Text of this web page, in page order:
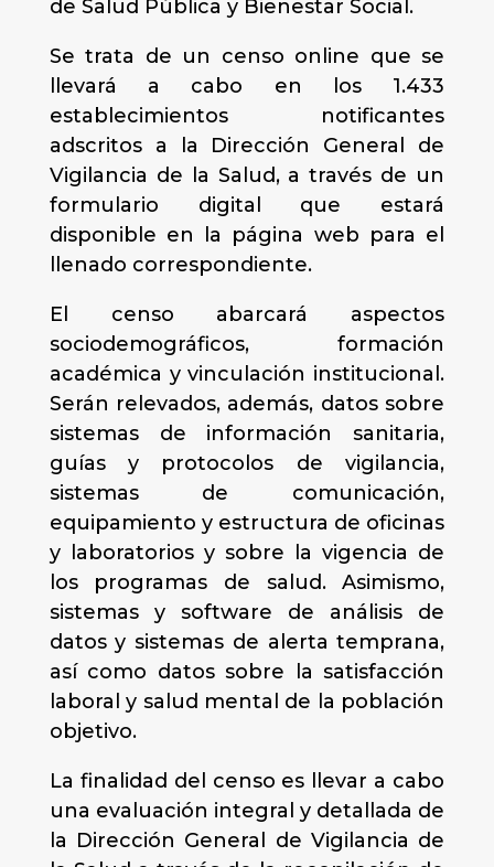
de Salud Pública y Bienestar Social.
Se trata de un censo online que se
llevará a cabo en los 1.433
establecimientos notificantes
adscritos a la Dirección General de
Vigilancia de la Salud, a través de un
formulario digital que estará
disponible en la página web para el
llenado correspondiente.
El censo
abarcará aspectos
sociodemográficos, formación
académica y vinculación institucional.
Serán relevados, además, datos sobre
sistemas de información sanitaria,
guías y protocolos de vigilancia,
sistemas de comunicación,
equipamiento y estructura de oficinas
y laboratorios y sobre la vigencia de
los programas de salud. Asimismo,
sistemas y software de análisis de
datos y sistemas de alerta temprana,
así como datos sobre la satisfacción
laboral y salud mental de la población
objetivo.
La finalidad del censo es llevar a cabo
una evaluación integral y detallada de
la Dirección General de Vigilancia de